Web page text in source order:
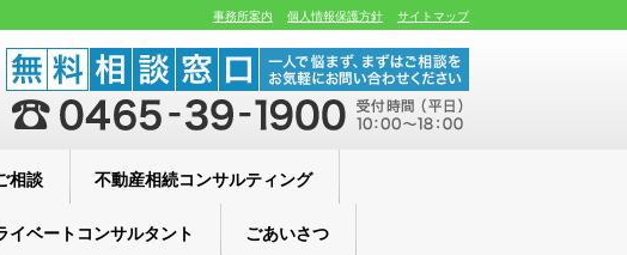
事務所案内 個人情報保護方針 サイトマップ
相談 不動産相続コンサルティング
イベートコンサルタント ごあいさつ